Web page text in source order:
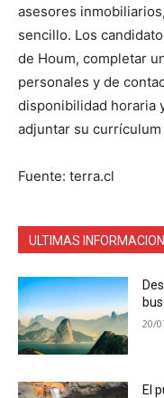
asesores
sencillo. Los
de Houm, completar
personales y de
disponibilidad horaria
adjuntar su currículum
Fuente: terra.cl
ULTIMAS
20/
El